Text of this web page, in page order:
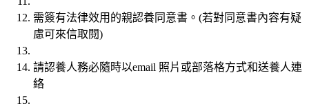
需簽有法律效用的親認養同意書。(若對同意書內容有疑
慮可來信取閱)
請認養人務必隨時以email 照片或部落格方式和送養人連
絡